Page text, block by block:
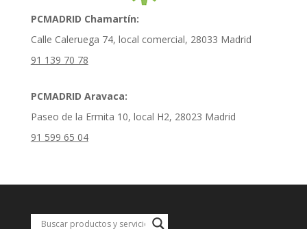
PCMADRID Chamartín:
Calle Caleruega 74, local comercial, 28033 Madrid
91 139 70 78
PCMADRID Aravaca:
Paseo de la Ermita 10, local H2, 28023 Madrid
91 599 65 04